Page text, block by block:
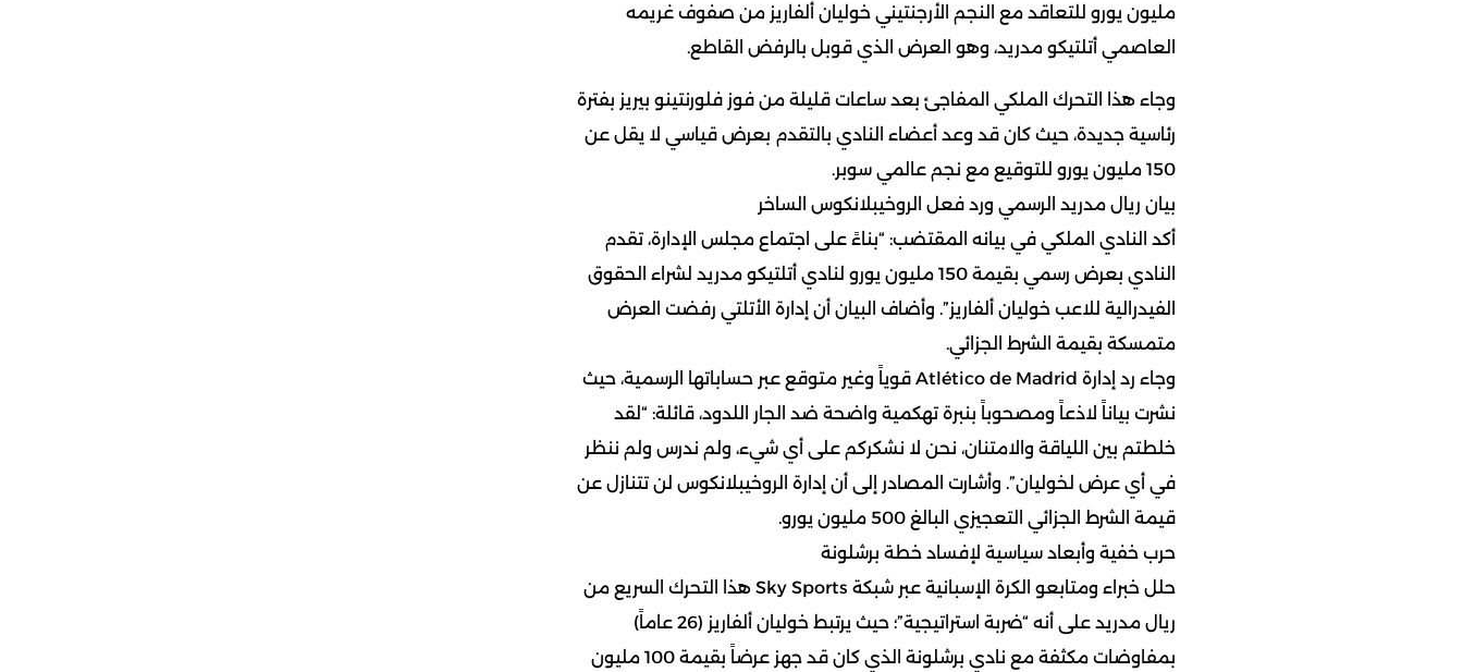
مليون يورو للتعاقد مع النجم الأرجنتيني خوليان ألفاريز من صفوف غريمه
العاصمي أتلتيكو مدريد، وهو العرض الذي قوبل بالرفض القاطع.
وجاء هذا التحرك الملكي المفاجئ بعد ساعات قليلة من فوز فلورنتينو بيريز بفترة
رئاسية جديدة، حيث كان قد وعد أعضاء النادي بالتقدم بعرض قياسي لا يقل عن
150 مليون يورو للتوقيع مع نجم عالمي سوبر.
بيان ريال مدريد الرسمي ورد فعل الروخيبلانكوس الساخر
أكد النادي الملكي في بيانه المقتضب: “بناءً على اجتماع مجلس الإدارة، تقدم
النادي بعرض رسمي بقيمة 150 مليون يورو لنادي أتلتيكو مدريد لشراء الحقوق
الفيدرالية للاعب خوليان ألفاريز”. وأضاف البيان أن إدارة الأتلتي رفضت العرض
متمسكة بقيمة الشرط الجزائي.
وجاء رد إدارة Atlético de Madrid قوياً وغير متوقع عبر حساباتها الرسمية، حيث
نشرت بياناً لاذعاً ومصحوباً بنبرة تهكمية واضحة ضد الجار اللدود، قائلة: “لقد
خلطتم بين اللياقة والامتنان، نحن لا نشكركم على أي شيء، ولم ندرس ولم ننظر
في أي عرض لخوليان”. وأشارت المصادر إلى أن إدارة الروخيبلانكوس لن تتنازل عن
قيمة الشرط الجزائي التعجيزي البالغ 500 مليون يورو.
حرب خفية وأبعاد سياسية لإفساد خطة برشلونة
حلل خبراء ومتابعو الكرة الإسبانية عبر شبكة Sky Sports هذا التحرك السريع من
ريال مدريد على أنه “ضربة استراتيجية”؛ حيث يرتبط خوليان ألفاريز (26 عاماً)
بمفاوضات مكثفة مع نادي برشلونة الذي كان قد جهز عرضاً بقيمة 100 مليون